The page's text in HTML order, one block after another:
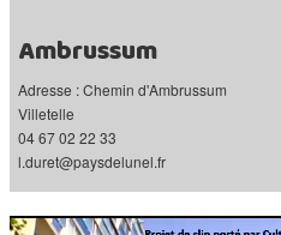
Ambrussum
Adresse : Chemin d'Ambrussum
Villetelle
04 67 02 22 33
l.duret@paysdelunel.fr